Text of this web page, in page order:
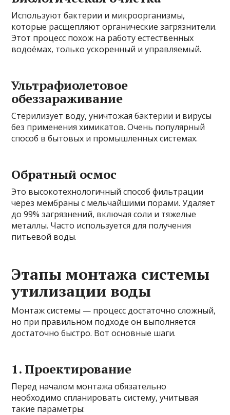
Используют бактерии и микроорганизмы,
которые расщепляют органические загрязнители.
Этот процесс похож на работу естественных
водоёмах, только ускоренный и управляемый.
Ультрафиолетовое
обеззараживание
Стерилизует воду, уничтожая бактерии и вирусы
без применения химикатов. Очень популярный
способ в бытовых и промышленных системах.
Обратный осмос
Это высокотехнологичный способ фильтрации
через мембраны с мельчайшими порами. Удаляет
до 99% загрязнений, включая соли и тяжелые
металлы. Часто используется для получения
питьевой воды.
Этапы монтажа системы
утилизации воды
Монтаж системы — процесс достаточно сложный,
но при правильном подходе он выполняется
достаточно быстро. Вот основные шаги.
1. Проектирование
Перед началом монтажа обязательно
необходимо спланировать систему, учитывая
такие параметры: